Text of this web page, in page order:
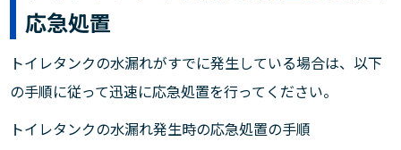
応急処置
トイレタンクの水漏れがすでに発生している場合は、以下
の手順に従って迅速に応急処置を行ってください。
トイレタンクの水漏れ発生時の応急処置の手順